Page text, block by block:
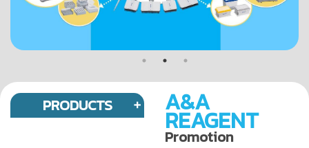
PRODUCTS A&A
REAGENT
Promotion